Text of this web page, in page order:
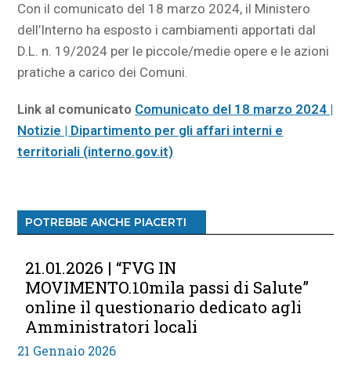
Con il comunicato del 18 marzo 2024, il Ministero
dell’Interno ha esposto i cambiamenti apportati dal
D.L. n. 19/2024 per le piccole/medie opere e le azioni
pratiche a carico dei Comuni.
Link al comunicato Comunicato del 18 marzo 2024 |
Notizie | Dipartimento per gli affari interni e
territoriali (interno.gov.it)
POTREBBE ANCHE PIACERTI
21.01.2026 | “FVG IN
MOVIMENTO.10mila passi di Salute”
online il questionario dedicato agli
Amministratori locali
21 Gennaio 2026